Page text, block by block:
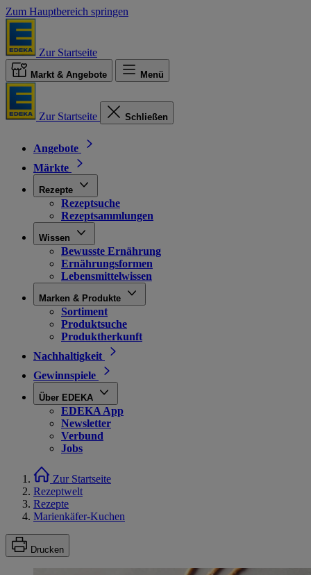
Zum Hauptbereich springen
Zur Startseite
Markt & Angebote Menü
Zur Startseite Schließen
Angebote
Märkte
Rezepte
Rezeptsuche
Rezeptsammlungen
Wissen
Bewusste Ernährung
Ernährungsformen
Lebensmittelwissen
Marken & Produkte
Sortiment
Produktsuche
Produktherkunft
Nachhaltigkeit
Gewinnspiele
Über EDEKA
EDEKA App
Newsletter
Verbund
Jobs
Zur Startseite
Rezeptwelt
Rezepte
Marienkäfer-Kuchen
Drucken